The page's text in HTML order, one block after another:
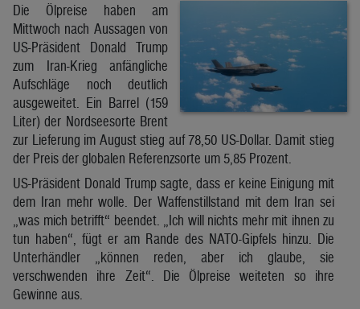
Die Ölpreise haben am
Mittwoch nach Aussagen von
US-Präsident Donald Trump
zum Iran-Krieg anfängliche
Aufschläge noch deutlich
ausgeweitet. Ein Barrel (159
Liter) der Nordseesorte Brent
zur Lieferung im August stieg auf 78,50 US-Dollar. Damit stieg
der Preis der globalen Referenzsorte um 5,85 Prozent.
US-Präsident Donald Trump sagte, dass er keine Einigung mit
dem Iran mehr wolle. Der Waffenstillstand mit dem Iran sei
„was mich betrifft“ beendet. „Ich will nichts mehr mit ihnen zu
tun haben“, fügt er am Rande des NATO-Gipfels hinzu. Die
Unterhändler „können reden, aber ich glaube, sie
verschwenden ihre Zeit“. Die Ölpreise weiteten so ihre
Gewinne aus.